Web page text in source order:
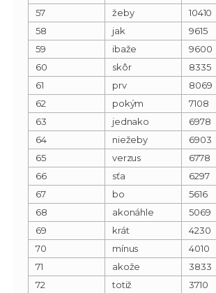
57 žeby
10410
58
jak
9615
59
ibaže
9600
60
skôr
8335
61
prv
8069
62
pokým
7108
63
jednako
6978
64
niežeby
6903
65
verzus
6778
66
sťa
6297
67
bo
5616
68
akonáhle
5069
69
krát
4230
70
mínus
4010
71
akože
3833
72
totiž
3710